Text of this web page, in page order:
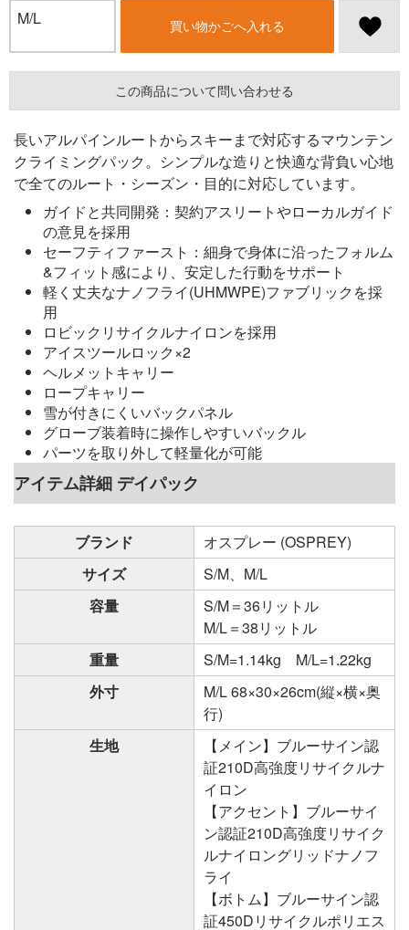
M/L 買い物かごへ入れる
この商品について問い合わせる
長いアルパインルートからスキーまで対応するマウンテン
クライミングパック。シンプルな造りと快適な背負い心地
で全てのルート・シーズン・目的に対応しています。
ガイドと共同開発：契約アスリートやローカルガイド
の意見を採用
セーフティファースト：細身で身体に沿ったフォルム
&フィット感により、安定した行動をサポート
軽く丈夫なナノフライ(UHMWPE)ファブリックを採
用
ロビックリサイクルナイロンを採用
アイスツールロック×2
ヘルメットキャリー
ロープキャリー
雪が付きにくいバックパネル
グローブ装着時に操作しやすいバックル
パーツを取り外して軽量化が可能
アイテム詳細 デイパック
ブランド
オスプレー (OSPREY)
サイズ
S/M、M/L
容量
S/M＝36リットル
M/L＝38リットル
重量
S/M=1.14kg M/L=1.22kg
外寸
M/L 68×30×26cm(縦×横×奥
行)
生地
【メイン】ブルーサイン認
証210D高強度リサイクルナ
イロン
【アクセント】ブルーサイ
ン認証210D高強度リサイク
ルナイロングリッドナノフ
ライ
【ボトム】ブルーサイン認
証450Dリサイクルポリエス